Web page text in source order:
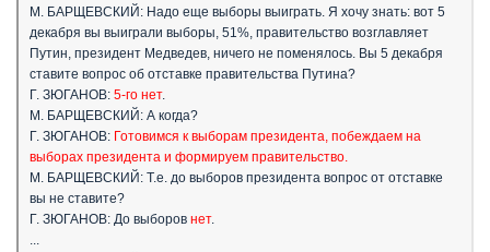
М. БАРЩЕВСКИЙ: Надо еще выборы выиграть. Я хочу знать: вот 5
декабря вы выиграли выборы, 51%, правительство возглавляет
Путин, президент Медведев, ничего не поменялось. Вы 5 декабря
ставите вопрос об отставке правительства Путина?
Г. ЗЮГАНОВ: 5-го нет.
М. БАРЩЕВСКИЙ: А когда?
Г. ЗЮГАНОВ: Готовимся к выборам президента, побеждаем на
выборах президента и формируем правительство.
М. БАРЩЕВСКИЙ: Т.е. до выборов президента вопрос от отставке
вы не ставите?
Г. ЗЮГАНОВ: До выборов нет.
...